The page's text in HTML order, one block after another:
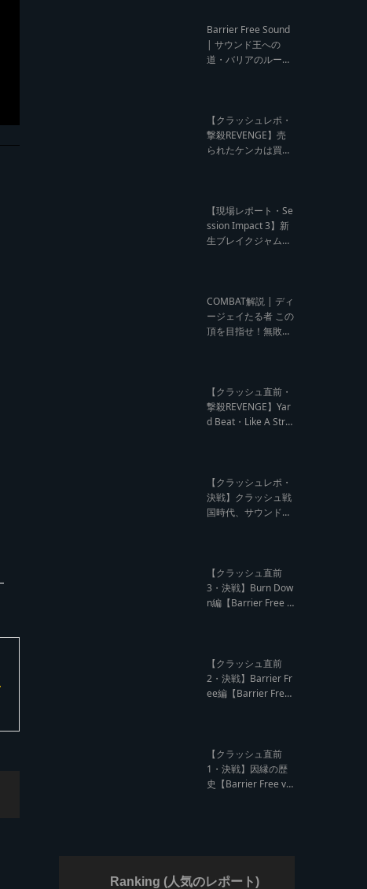
orld Cup Sound Clas
h サウンドクラッシ
ュ優勝インタビュ
Barrier Free Sound
| サウンド王への
道・バリアのルー
ビュー】
【クラッシュレポ・
撃殺REVENGE】売
られたケンカは買う
A Stream レゲエサ
ウンド クラッシュレ
ポート】
【現場レポート・Se
ssion Impact 3】新
生ブレイクジャムの
ッション】
COMBAT解説 | ディ
ージェイたる者 この
頂を目指せ！無敗の
【クラッシュ直前・
撃殺REVENGE】Yar
d Beat・Like A Stre
【クラッシュレポ・
決戦】クラッシュ戦
国時代、サウンド王
ド クラッシュレポー
ト】
【クラッシュ直前
3・決戦】Burn Dow
n編【Barrier Free v
【クラッシュ直前
2・決戦】Barrier Fr
ee編【Barrier Free
ー】
【クラッシュ直前
1・決戦】因縁の歴
史【Barrier Free vs
Ranking (人気のレポート)